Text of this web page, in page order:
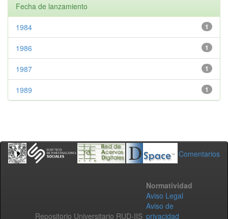
Fecha de lanzamiento
1
1984
1
1986
1
1987
1
1989
Comentarios
Repositorio Universitario RUD-IIS
Normatividad
Aviso Legal
Aviso de
privacidad